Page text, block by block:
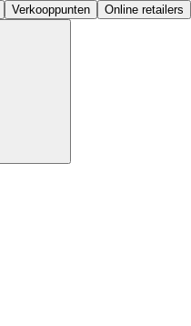
Verkooppunten Online retailers